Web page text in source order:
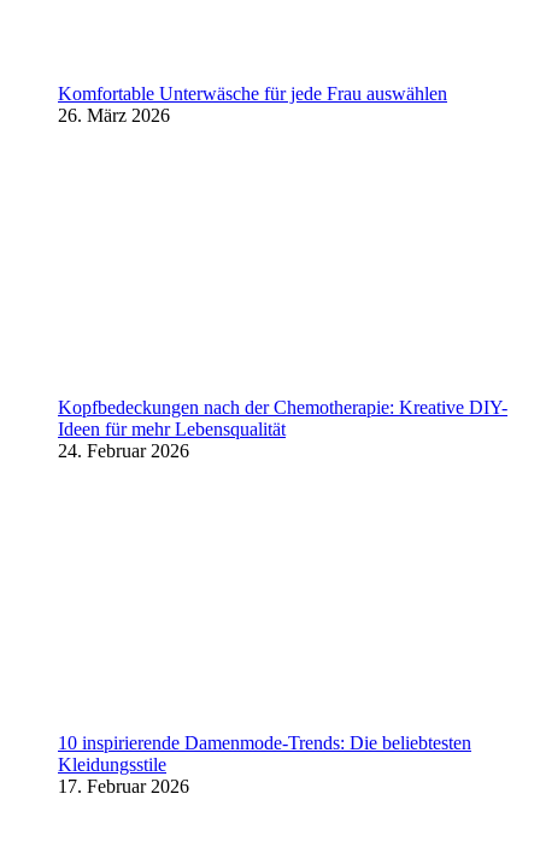
Komfortable Unterwäsche für jede Frau auswählen
26. März 2026
Kopfbedeckungen nach der Chemotherapie: Kreative DIY-
Ideen für mehr Lebensqualität
24. Februar 2026
10 inspirierende Damenmode-Trends: Die beliebtesten
Kleidungsstile
17. Februar 2026